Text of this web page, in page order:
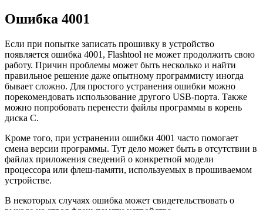
Ошибка 4001
Если при попытке записать прошивку в устройство
появляется ошибка 4001, Flashtool не может продолжить свою
работу. Причин проблемы может быть несколько и найти
правильное решение даже опытному программисту иногда
бывает сложно. Для простого устранения ошибки можно
порекомендовать использование другого USB-порта. Также
можно попробовать перенести файлы программы в корень
диска C.
Кроме того, при устранении ошибки 4001 часто помогает
смена версии программы. Тут дело может быть в отсутствии в
файлах приложения сведений о конкретной модели
процессора или флеш-памяти, используемых в прошиваемом
устройстве.
В некоторых случаях ошибка может свидетельствовать о